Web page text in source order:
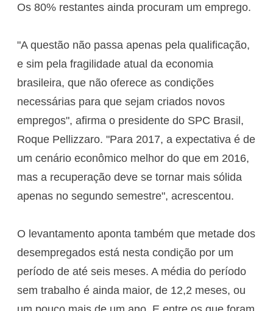
Os 80% restantes ainda procuram um emprego.
"A questão não passa apenas pela qualificação,
e sim pela fragilidade atual da economia
brasileira, que não oferece as condições
necessárias para que sejam criados novos
empregos", afirma o presidente do SPC Brasil,
Roque Pellizzaro. "Para 2017, a expectativa é de
um cenário econômico melhor do que em 2016,
mas a recuperação deve se tornar mais sólida
apenas no segundo semestre", acrescentou.
O levantamento aponta também que metade dos
desempregados está nesta condição por um
período de até seis meses. A média do período
sem trabalho é ainda maior, de 12,2 meses, ou